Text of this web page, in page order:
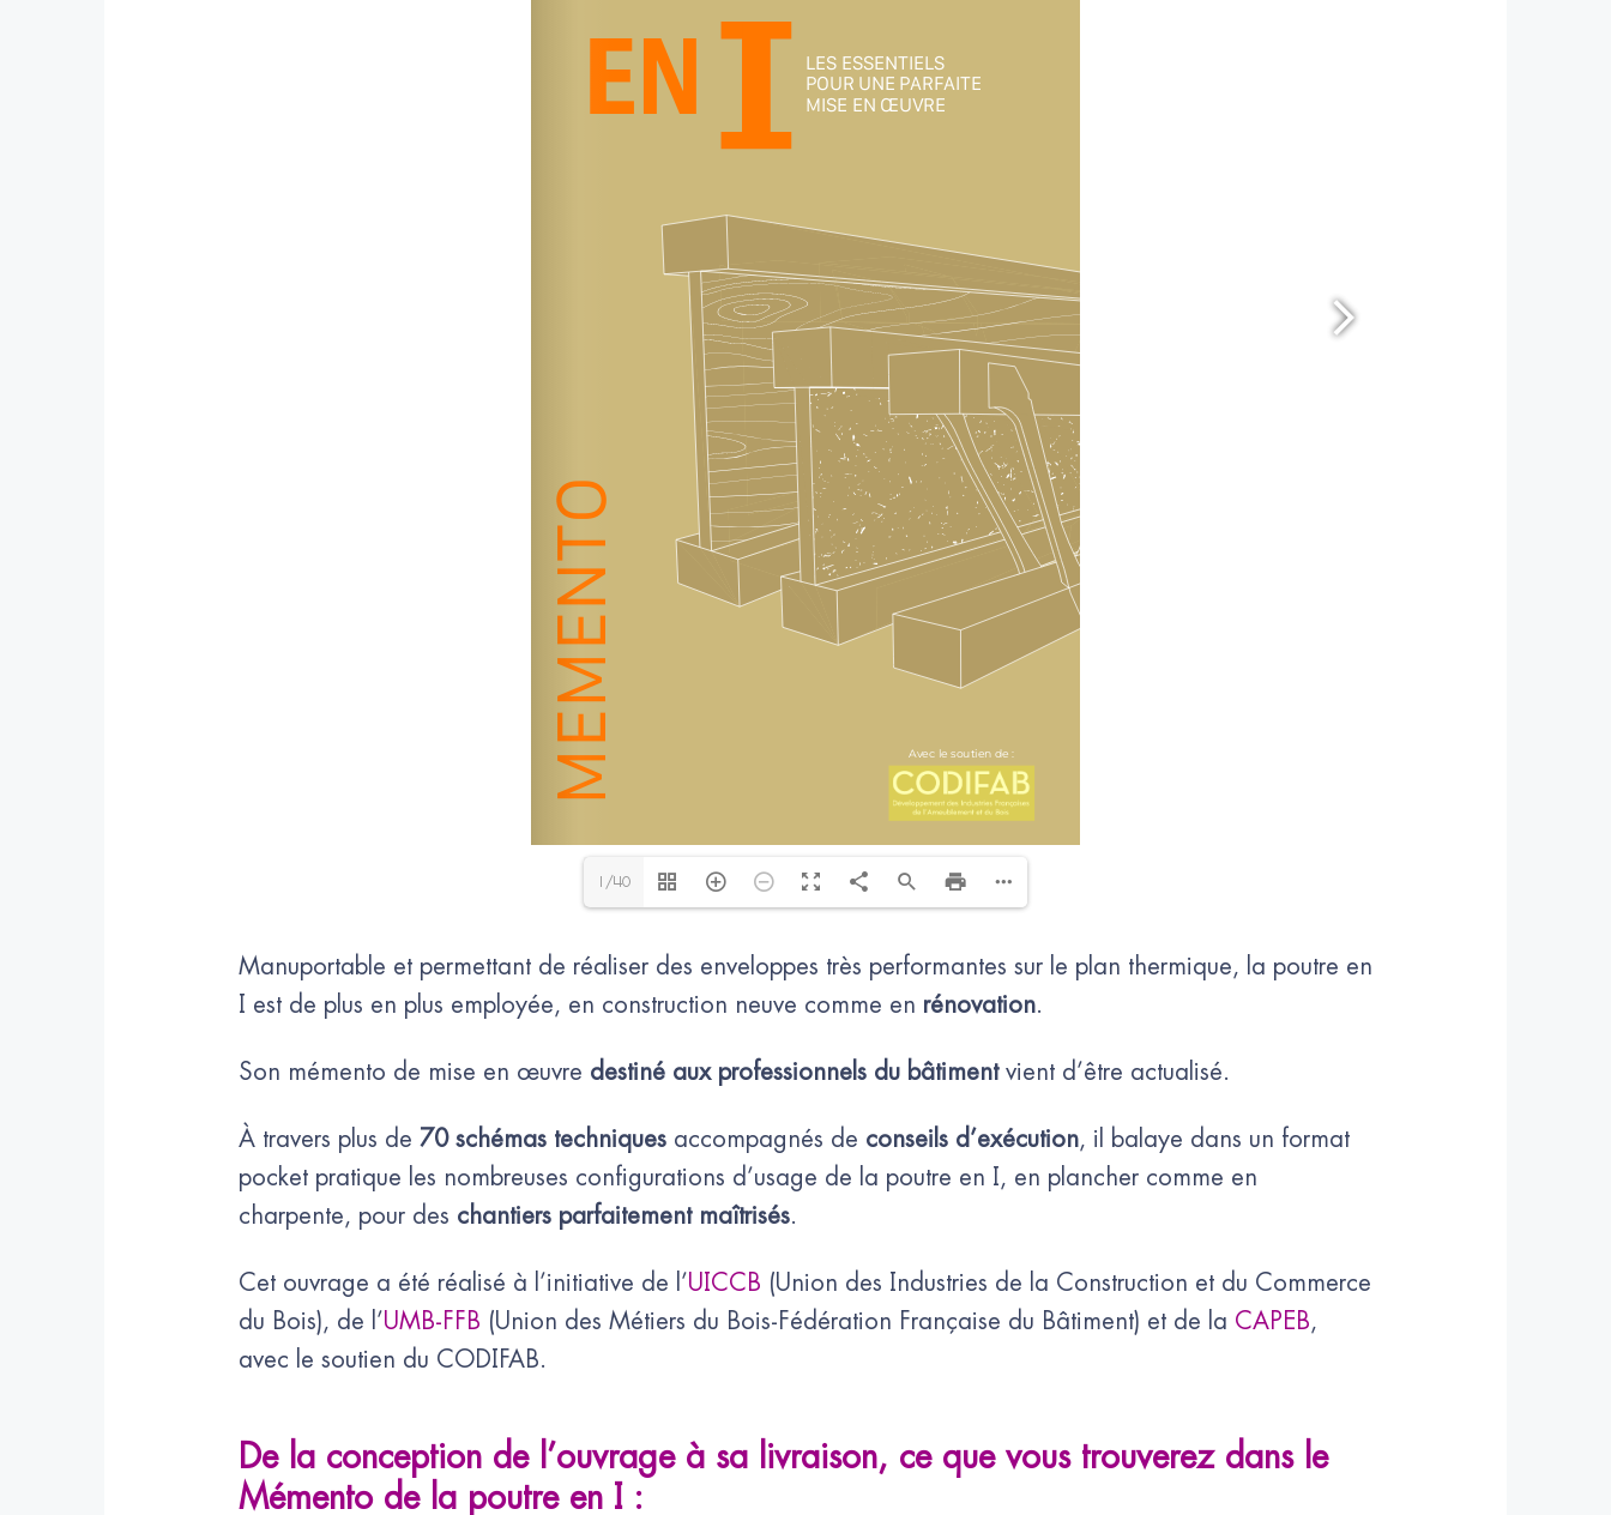
1/40
Manuportable et permettant de réaliser des enveloppes très performantes sur le plan thermique, la poutre en
I est de plus en plus employée, en construction neuve comme en rénovation.
Son mémento de mise en œuvre destiné aux professionnels du bâtimentvient d’être actualisé.
À travers plus de 70 schémas techniques accompagnés de conseils d’exécution, il balaye dans un format
pocket pratique les nombreuses configurations d’usage de la poutre en I, en plancher comme en
charpente, pour des chantiers parfaitement maîtrisés.
Cet ouvrage a été réalisé à l’initiative de l’UICCB (Union des Industries de la Construction et du Commerce
du Bois), de l’UMB-FFB (Union des Métiers du Bois-Fédération Française du Bâtiment) et de la CAPEB,
avec le soutien du CODIFAB.
De la conception de l’ouvrage à sa livraison, ce que vous trouverez dans le
Mémento de la poutre en I :